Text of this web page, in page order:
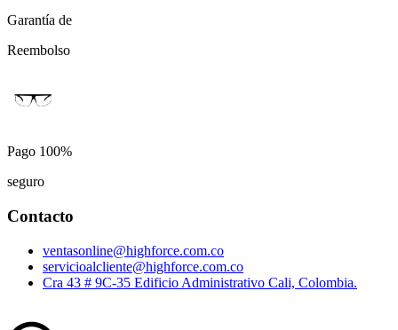
Garantía de
Reembolso
Pago 100%
seguro
Contacto
ventasonline@highforce.com.co
servicioalcliente@highforce.com.co
Cra 43 # 9C-35 Edificio Administrativo Cali, Colombia.